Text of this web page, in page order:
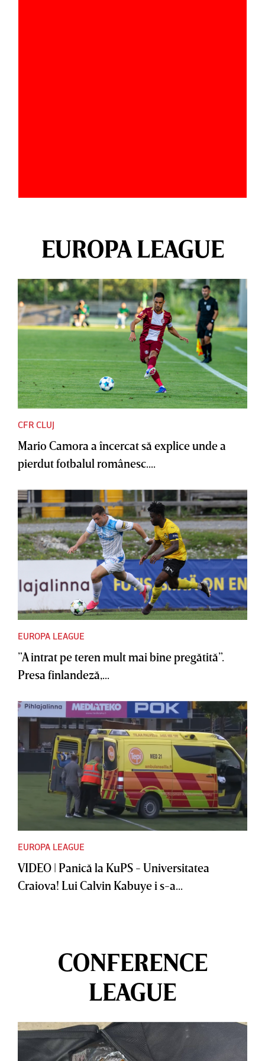
EUROPA LEAGUE
CFR CLUJ
Mario Camora a încercat să explice unde a
pierdut fotbalul românesc....
EUROPA LEAGUE
”A intrat pe teren mult mai bine pregătită”.
Presa finlandeză,...
EUROPA LEAGUE
VIDEO | Panică la KuPS - Universitatea
Craiova! Lui Calvin Kabuye i s-a...
CONFERENCE
LEAGUE